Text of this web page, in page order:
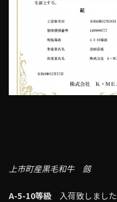
上市町産黒毛和牛 劔
A-5-10等級 入荷致しました